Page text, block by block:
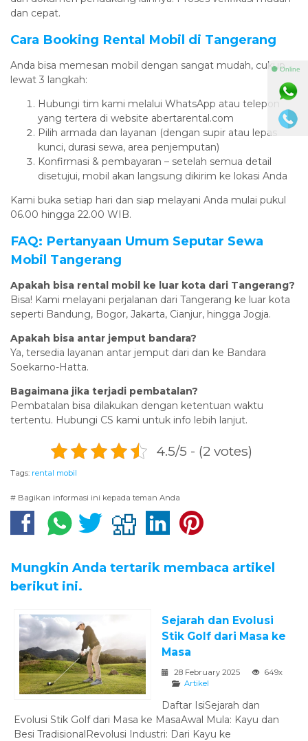
dan cepat.
Cara Booking Rental Mobil di Tangerang
Anda bisa memesan mobil dengan sangat mudah, cukup
lewat 3 langkah:
Hubungi tim kami melalui WhatsApp atau telepon
yang tertera di website abertarental.com
Pilih armada dan layanan (dengan supir atau lepas
kunci, durasi sewa, area penjemputan)
Konfirmasi & pembayaran – setelah semua detail
disetujui, mobil akan langsung dikirim ke lokasi Anda
Kami buka setiap hari dan siap melayani Anda mulai pukul
06.00 hingga 22.00 WIB.
FAQ: Pertanyaan Umum Seputar Sewa
Mobil Tangerang
Apakah bisa rental mobil ke luar kota dari Tangerang?
Bisa! Kami melayani perjalanan dari Tangerang ke luar kota
seperti Bandung, Bogor, Jakarta, Cianjur, hingga Jogja.
Apakah bisa antar jemput bandara?
Ya, tersedia layanan antar jemput dari dan ke Bandara
Soekarno-Hatta.
Bagaimana jika terjadi pembatalan?
Pembatalan bisa dilakukan dengan ketentuan waktu
tertentu. Hubungi CS kami untuk info lebih lanjut.
4.5/5 - (2 votes)
Tags: rental mobil
# Bagikan informasi ini kepada teman Anda
Mungkin Anda tertarik membaca artikel
berikut ini.
Sejarah dan Evolusi
Stik Golf dari Masa ke
Masa
28 February 2025
649x
Artikel
Daftar IsiSejarah dan
Evolusi Stik Golf dari Masa ke MasaAwal Mula: Kayu dan
Besi TradisionalRevolusi Industri: Dari Kayu ke
⚫ Online